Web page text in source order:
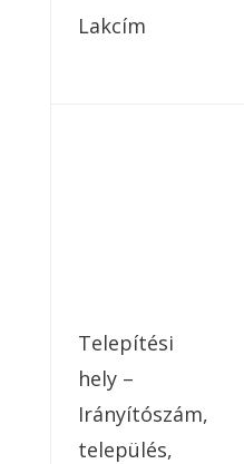
Lakcím
Telepítési
hely –
Irányítószám,
település,